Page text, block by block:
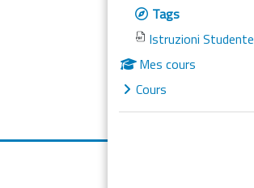
Tags
Istruzioni Studente
Mes cours
Cours